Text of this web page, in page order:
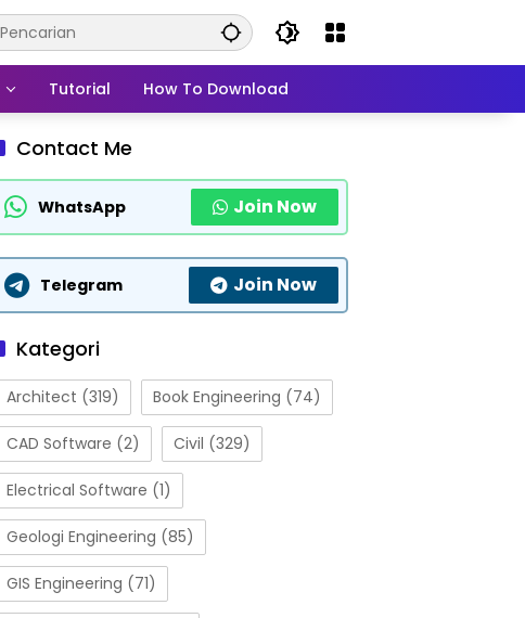
Tutorial How To Download
Contact Me
WhatsApp Join Now
Telegram Join Now
Kategori
Architect (319) Book Engineering (74)
CAD Software (2) Civil (329)
Electrical Software (1)
Geologi Engineering (85)
GIS Engineering (71)